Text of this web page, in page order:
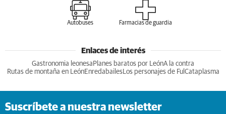
Autobuses Farmacias de guardia
Enlaces de interés
Gastronomia leonesa Planes baratos por LeónA la contra
Rutas de montaña en LeónEnredabailesLos personajes de Ful Cataplasma
Suscríbete a nuestra newsletter